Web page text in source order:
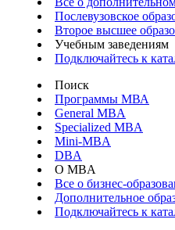
Послевузовское
Второе высшее
Учебным заведениям
Подключайтесь к
Поиск
Программы МВА
General MBA
Specialized MBA
Mini-MBA
DBA
О MBA
Все о бизнес-
Дополнительное
Подключайтесь к